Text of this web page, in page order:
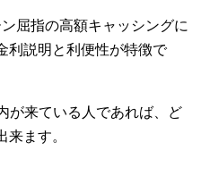
屈指の高額キャッシングに
利説明と利便性が特徴で
が来ている人であれば、ど
ます。